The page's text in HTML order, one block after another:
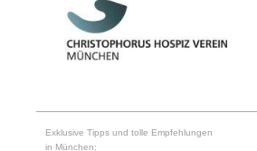
Exklusive Tipps und tolle Empfehlungen
in München: